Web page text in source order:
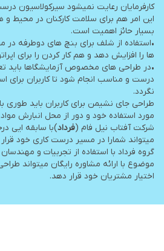
کارفرمایان رعایت نمیشود سیرکولاسیون
این امر هم برای سلامت کارکنان در محیط و
بسیار حائز اهمیت است.
•استفاده از شلف برای بنچ های دوطرفه در
ها را افزایش دهد و هم کار کردن را برای
•در طراحی های مخصوص آزمایشگاها باید
درست و مناسب انجام شود تا کاربران برای
نگردد.
طراحی جای نشیمن برای کاربران باید طوری
مورد استفاده خود و دور از محل انبارش
شرکت آفتاب نیل فام (فرداد)با سابقه ایی
میتواند شمارا در مسیر درست کاری خود
گروه فرداد با استفاده از تجربیات و
موضوع با ارائه مشاوره رایگان میتواند
اختیار مشتریان خود قرار دهد.